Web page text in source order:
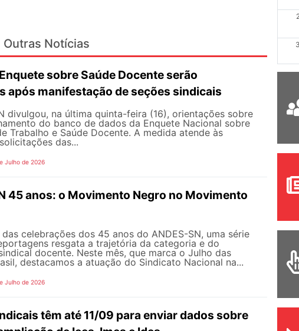
Outras Notícias
sobre Saúde Docente serão
após manifestação de seções sindicais
divulgou, na última quinta-feira (16), orientações sobre
do banco de dados da Enquete Nacional sobre
Trabalho e Saúde Docente. A medida atende às
das...
Julho de 2026
45 anos: o Movimento Negro no Movimento
celebrações dos 45 anos do ANDES-SN, uma série
resgata a trajetória da categoria e do
docente. Neste mês, que marca o Julho das
destacamos a atuação do Sindicato Nacional na...
Julho de 2026
têm até 11/09 para enviar dados sobre